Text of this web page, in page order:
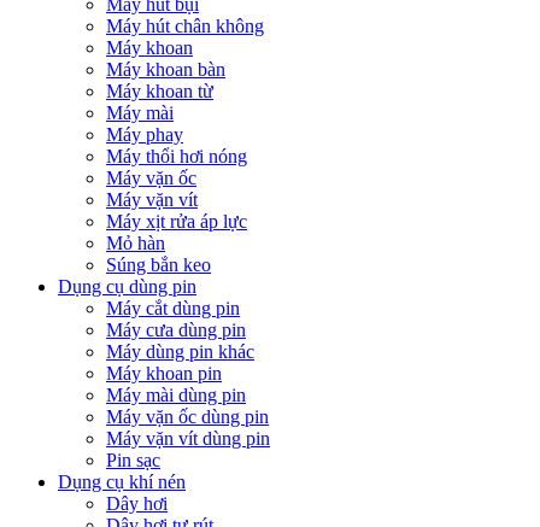
Máy hút bụi
Máy hút chân không
Máy khoan
Máy khoan bàn
Máy khoan từ
Máy mài
Máy phay
Máy thổi hơi nóng
Máy vặn ốc
Máy vặn vít
Máy xịt rửa áp lực
Mỏ hàn
Súng bắn keo
Dụng cụ dùng pin
Máy cắt dùng pin
Máy cưa dùng pin
Máy dùng pin khác
Máy khoan pin
Máy mài dùng pin
Máy vặn ốc dùng pin
Máy vặn vít dùng pin
Pin sạc
Dụng cụ khí nén
Dây hơi